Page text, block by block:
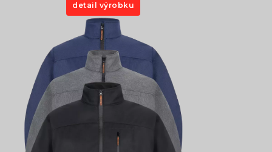
detail výrobku